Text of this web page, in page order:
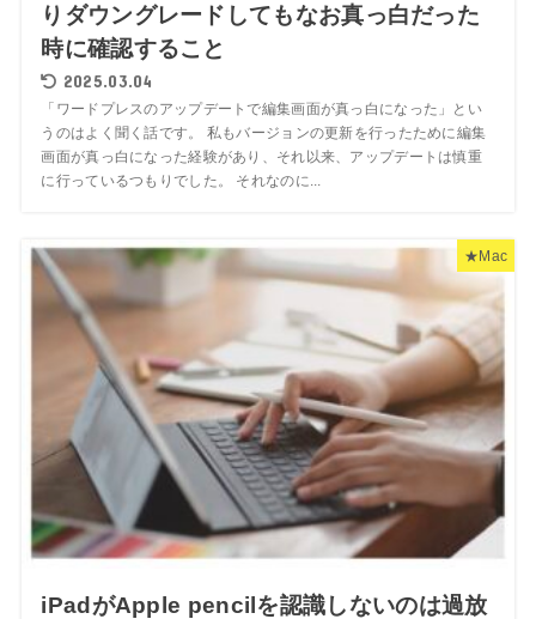
りダウングレードしてもなお真っ白だった
時に確認すること
2025.03.04
「ワードプレスのアップデートで編集画面が真っ白になった」とい
うのはよく聞く話です。 私もバージョンの更新を行ったために編集
画面が真っ白になった経験があり、それ以来、アップデートは慎重
に行っているつもりでした。 それなのに...
★Mac
iPadがApple pencilを認識しないのは過放